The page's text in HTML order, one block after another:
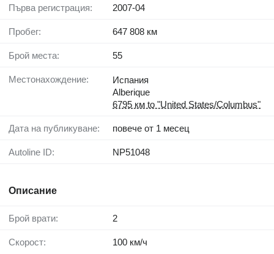
Първа регистрация: 2007-04
Пробег: 647 808 км
Брой места: 55
Местонахождение:
Испания
Alberique
6795 км to "United States/Columbus"
Дата на публикуване: повече от 1 месец
Autoline ID: NP51048
Описание
Брой врати: 2
Скорост: 100 км/ч